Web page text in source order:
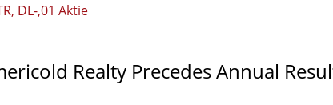
DL-,01 Aktie
Realty Precedes Annual